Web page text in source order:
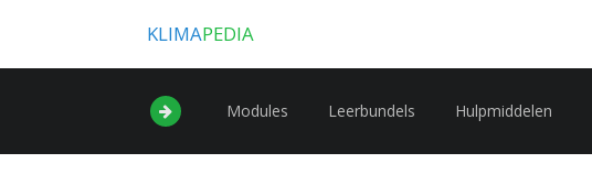
KLIMAPEDIA
Modules Leerbundels Hulpmiddelen